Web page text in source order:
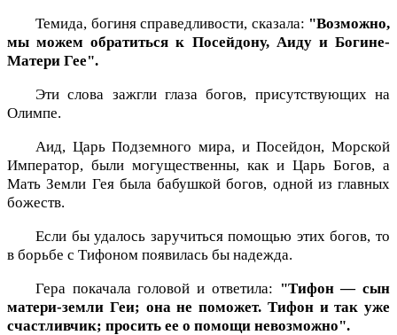
Темида, богиня справедливости, сказала: "Возможно,
мы можем обратиться к Посейдону, Аиду и Богине-
Матери Гее".
Эти слова зажгли глаза богов, присутствующих на
Олимпе.
Аид, Царь Подземного мира, и Посейдон, Морской
Император, были могущественны, как и Царь Богов, а
Мать Земли Гея была бабушкой богов, одной из главных
божеств.
Если бы удалось заручиться помощью этих богов, то
в борьбе с Тифоном появилась бы надежда.
Гера покачала головой и ответила: "Тифон — сын
матери-земли Геи; она не поможет. Тифон и так уже
счастливчик; просить ее о помощи невозможно".